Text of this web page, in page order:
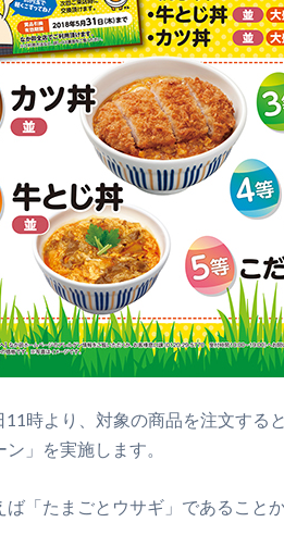
時より、対象の商品を注文する
」を実施します。
ば「たまごとウサギ」であること